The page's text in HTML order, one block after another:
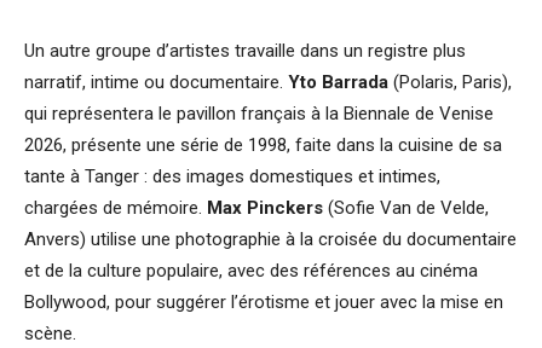
Un autre groupe d’artistes travaille dans un registre plus
narratif, intime ou documentaire. Yto Barrada (Polaris, Paris),
qui représentera le pavillon français à la Biennale de Venise
2026, présente une série de 1998, faite dans la cuisine de sa
tante à Tanger : des images domestiques et intimes,
chargées de mémoire. Max Pinckers (Sofie Van de Velde,
Anvers) utilise une photographie à la croisée du documentaire
et de la culture populaire, avec des références au cinéma
Bollywood, pour suggérer l’érotisme et jouer avec la mise en
scène.